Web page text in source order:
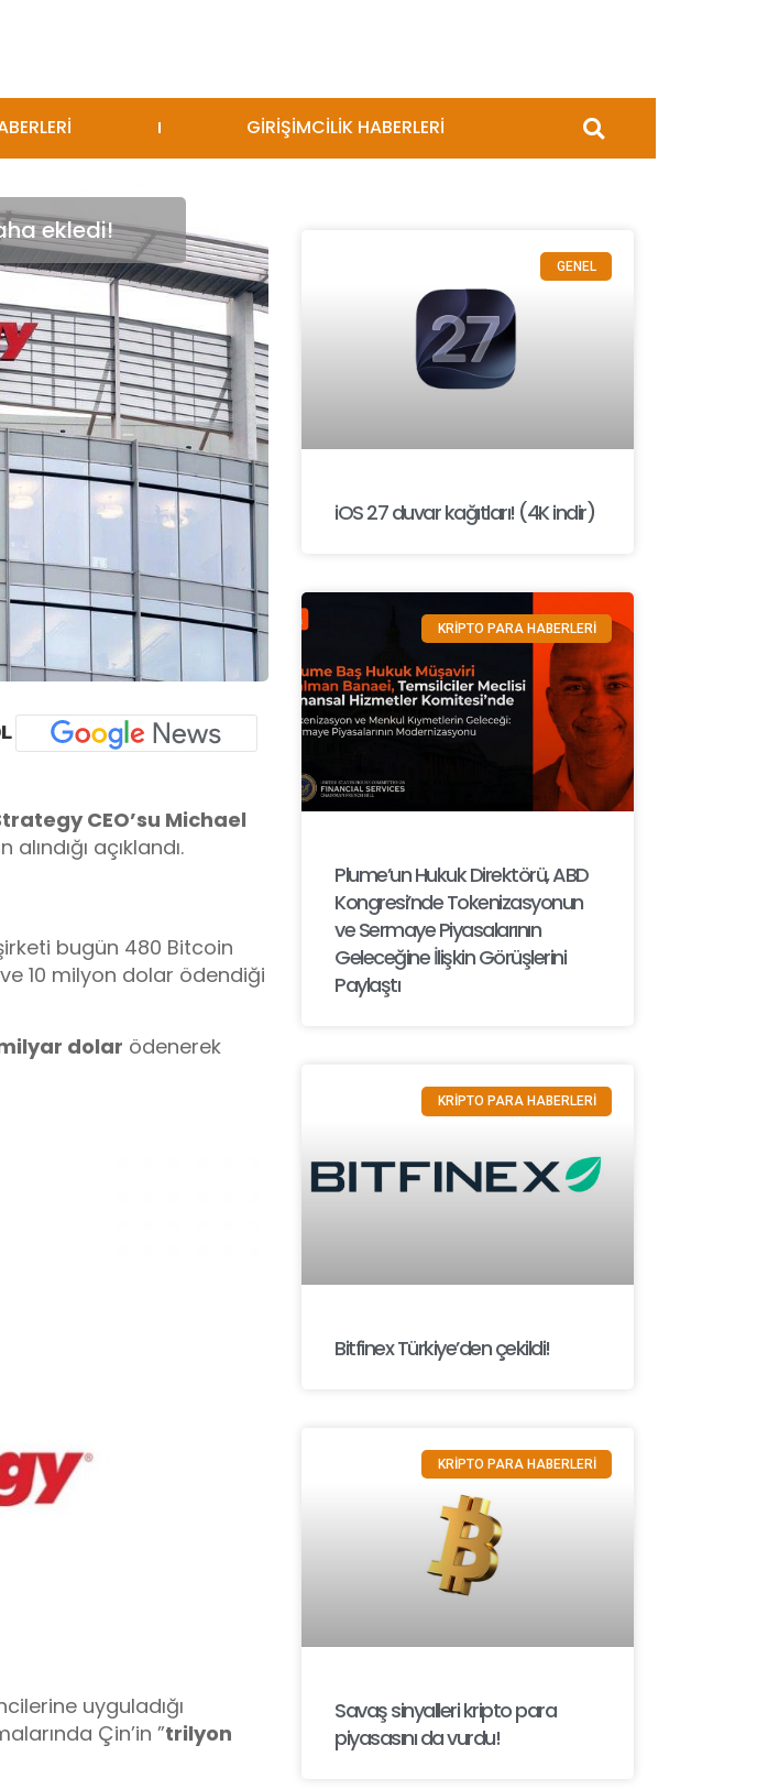
GİRİŞİMCİLİK HABERLERİ
ekledi!
CEO’su Michael
alındığı açıklandı.
bugün 480 Bitcoin
ve 10 milyon dolar ödendiği
dolar ödenerek
uyguladığı
Çin’in ”trilyon
GENEL
iOS 27 duvar kağıtları! (4K indir)
KRİPTO PARA HABERLERİ
Plume’un Hukuk Direktörü, ABD
Kongresi’nde Tokenizasyonun
ve Sermaye Piyasalarının
Geleceğine İlişkin Görüşlerini
Paylaştı
KRİPTO PARA HABERLERİ
Bitfinex Türkiye’den çekildi!
KRİPTO PARA HABERLERİ
Savaş sinyalleri kripto para
piyasasını da vurdu!